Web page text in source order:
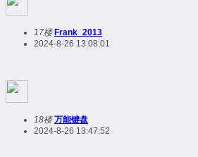
17楼 Frank_2013
2024-8-26 13:08:01
18楼 万能键盘
2024-8-26 13:47:52